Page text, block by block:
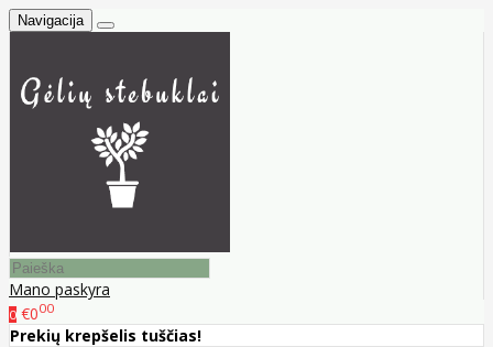
Navigacija
Mano paskyra
0 €000
Prekių krepšelis tuščias!